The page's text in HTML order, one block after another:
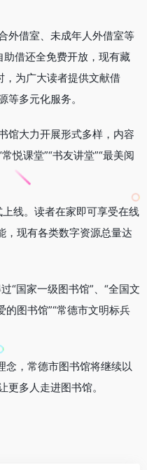
外借室、未成年人外借室等
借还全免费开放，现有藏
为广大读者提供文献借
等多元化服务。
馆大力开展形式多样，内容
悦课堂”“书友讲堂”“最美阅
线。读者在家即可享受在线
，现有各类数字资源总量达
“国家一级图书馆”、“全国文
的图书馆”“常德市文明标兵
念，常德市图书馆将继续以
多人走进图书馆。